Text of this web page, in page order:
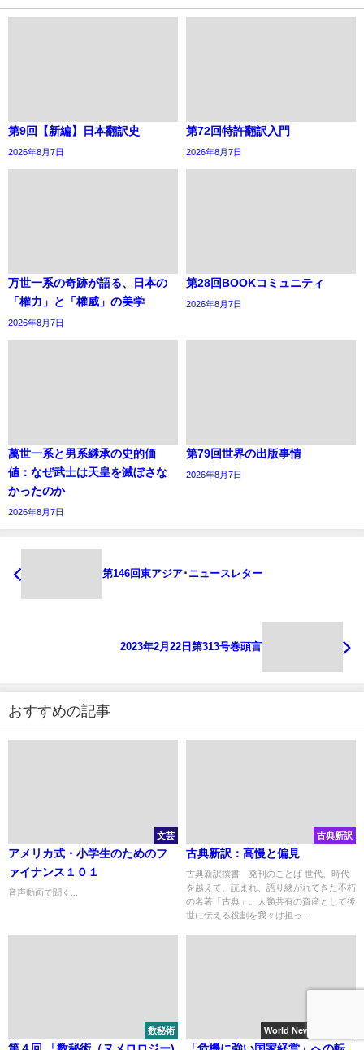
第9回【新編】日本翻訳史
2026年8月7日
第72回特許翻訳入門
2026年8月7日
万世一系の奇跡が語る、日本の
「權力」と「權威」の美学
2026年8月7日
第28回BOOKコミュニティ
2026年8月7日
萬世一系と男系継承の史的価
値：なぜ武士は天皇を滅ぼさな
かったのか
2026年8月7日
第79回世界の出版事情
2026年8月7日
第146回東アジア･ニュースレター
2023年2月22日第313号巻頭言
おすすめの記事
文芸
アメリカ式・⼩学⽣のためのフ
ァイナンス１０１
音声動画で聞く...
古典新訳
古典新訳：高慢と偏見
古典新訳撰書 発刊のことば 世代、時代
を越えて、読まれ、語り継がれてきた不朽
の名著「古典」。人類共有の資産として後
世に伝える役割を我々は担っ...
数秘術 World News insights